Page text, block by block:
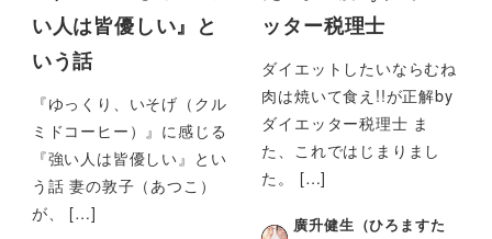
い人は皆優しい』と
いう話
『ゆっくり、いそげ（クル
ミドコーヒー）』に感じる
『強い人は皆優しい』とい
う話 妻の敦子（あつこ）
が、 […]
ッター税理士
ダイエットしたいならむね
肉は焼いて食え!!が正解by
ダイエッター税理士 ま
た、これではじまりまし
た。 […]
廣升健生（ひろますた